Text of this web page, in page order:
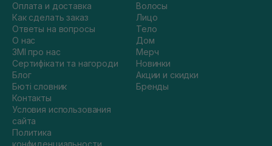
Оплата и доставка
Как сделать заказ
Ответы на вопросы
О нас
ЗМІ про нас
Сертифікати та нагороди
Блог
Бюті словник
Контакты
Условия использования
сайта
Политика
конфиденциальности
Волосы
Лицо
Тело
Дом
Мерч
Новинки
Акции и скидки
Бренды